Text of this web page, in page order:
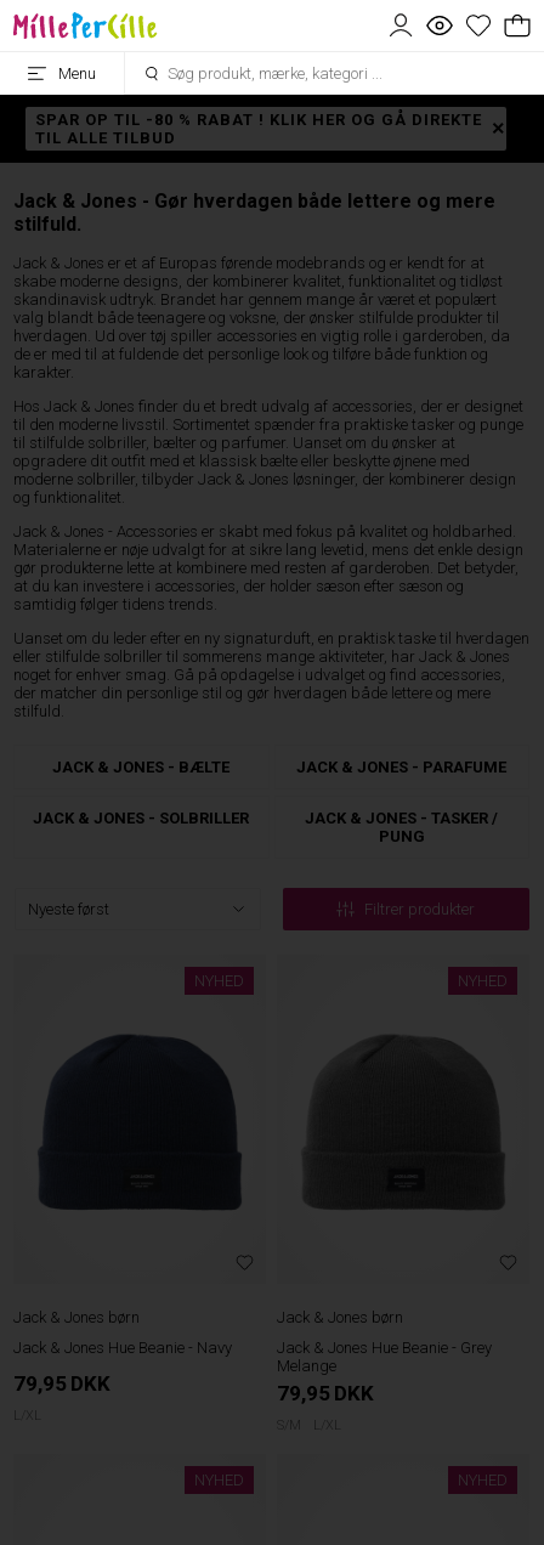
Menu
SPAR OP TIL -80 % RABAT ! KLIK HER OG GÅ DIREKTE
TIL ALLE TILBUD
Jack & Jones - Gør hverdagen både lettere og mere
stilfuld.
Jack & Jones er et af Europas førende modebrands og er kendt for at
skabe moderne designs, der kombinerer kvalitet, funktionalitet og tidløst
skandinavisk udtryk. Brandet har gennem mange år været et populært
valg blandt både teenagere og voksne, der ønsker stilfulde produkter til
hverdagen. Ud over tøj spiller accessories en vigtig rolle i garderoben, da
de er med til at fuldende det personlige look og tilføre både funktion og
karakter.
Hos Jack & Jones finder du et bredt udvalg af accessories, der er designet
til den moderne livsstil. Sortimentet spænder fra praktiske tasker og punge
til stilfulde solbriller, bælter og parfumer. Uanset om du ønsker at
opgradere dit outfit med et klassisk bælte eller beskytte øjnene med
moderne solbriller, tilbyder Jack & Jones løsninger, der kombinerer design
og funktionalitet.
Jack & Jones - Accessories er skabt med fokus på kvalitet og holdbarhed.
Materialerne er nøje udvalgt for at sikre lang levetid, mens det enkle design
gør produkterne lette at kombinere med resten af garderoben. Det betyder,
at du kan investere i accessories, der holder sæson efter sæson og
samtidig følger tidens trends.
Uanset om du leder efter en ny signaturduft, en praktisk taske til hverdagen
eller stilfulde solbriller til sommerens mange aktiviteter, har Jack & Jones
noget for enhver smag. Gå på opdagelse i udvalget og find accessories,
der matcher din personlige stil og gør hverdagen både lettere og mere
stilfuld.
JACK & JONES - BÆLTE JACK & JONES - PARAFUME
JACK & JONES - SOLBRILLER
JACK & JONES - TASKER /
PUNG
Filtrer produkter
NYHED
Jack & Jones børn
Jack & Jones Hue Beanie - Navy
79,95 DKK
NYHED
Jack & Jones børn
Jack & Jones Hue Beanie - Grey
Melange
79,95 DKK
S/M L/XL
NYHED NYHED